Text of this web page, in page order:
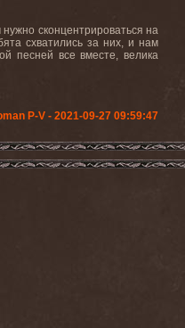
сконцентрироваться на
схватились за них, и нам
песней все вместе, велика
P-V - 2021-09-27 09:59:47